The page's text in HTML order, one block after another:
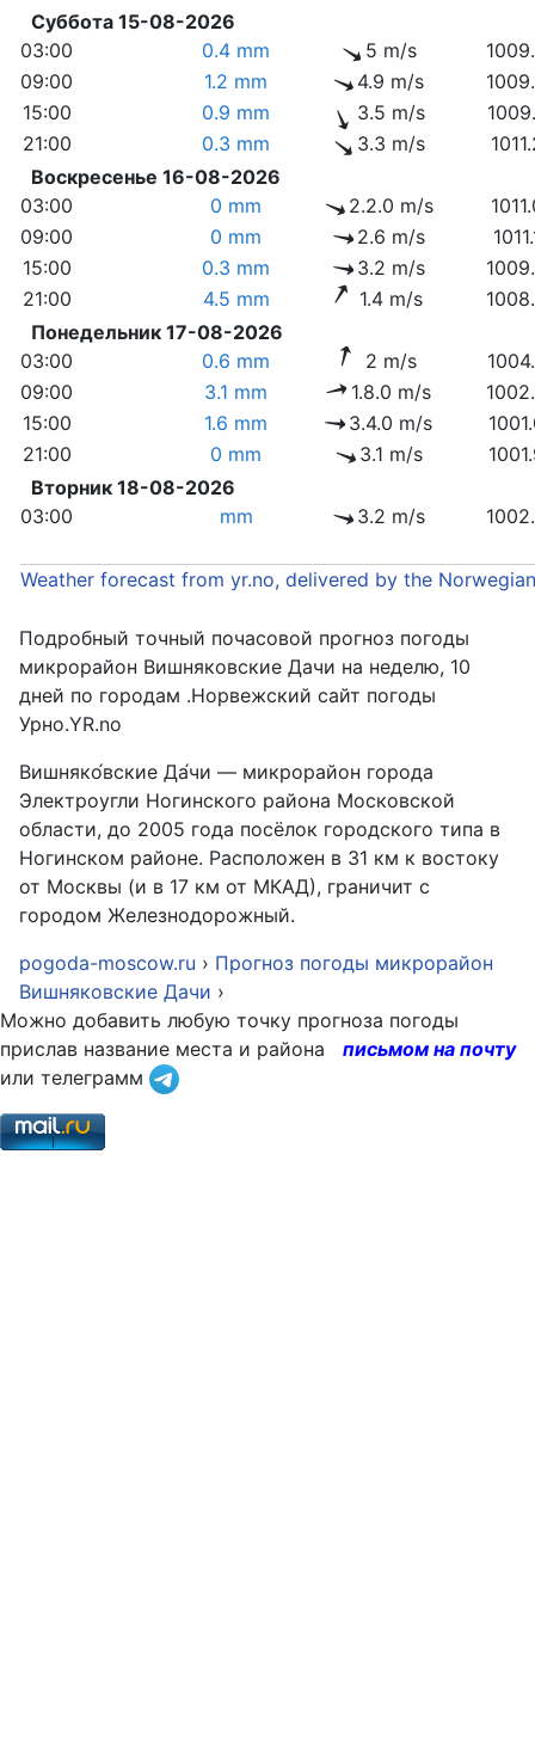
Суббота 15-08-2026
03:00
0.4 mm 5 m/s
09:00
1.2 mm 4.9 m/s
15:00
0.9 mm 3.5 m/s
21:00
0.3 mm 3.3 m/s
Воскресенье 16-08-2026
03:00
0 mm 2.2.0 m/s
09:00
0 mm 2.6 m/s
15:00
0.3 mm 3.2 m/s
21:00
4.5 mm 1.4 m/s
Понедельник 17-08-2026
03:00
0.6 mm 2 m/s
09:00
3.1 mm 1.8.0 m/s
15:00
1.6 mm 3.4.0 m/s
21:00
0 mm 3.1 m/s
Вторник 18-08-2026
03:00
mm 3.2 m/s
Weather forecast from yr.no, delivered by the
Подробный точный почасовой прогноз погоды
микрорайон Вишняковские Дачи на неделю, 10
дней по городам .Норвежский сайт погоды
Урно.YR.no
Вишняко́вские Да́чи — микрорайон города
Электроугли Ногинского района Московской
области, до 2005 года посёлок городского типа в
Ногинском районе. Расположен в 31 км к востоку
от Москвы (и в 17 км от МКАД), граничит с
городом Железнодорожный.
pogoda-moscow.ru › Прогноз погоды микрорайон
Вишняковские Дачи ›
Можно добавить любую точку прогноза погоды
прислав название места и района
письмом на почту
или телеграмм